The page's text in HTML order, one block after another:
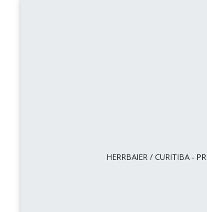
HERRBAIER / CURITIBA - PR